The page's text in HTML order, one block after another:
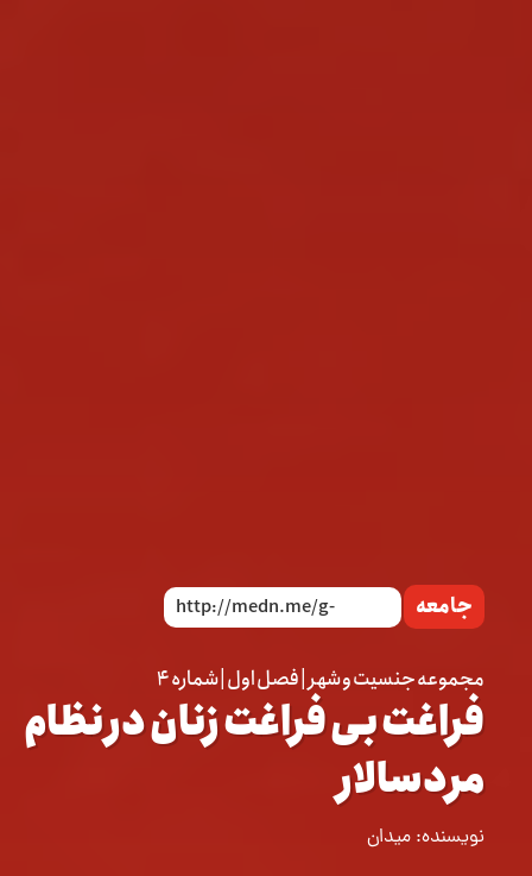
جامعه
مجموعه جنسیت و شهر | فصل اول | شماره ۴
فراغت بی فراغت زنان در نظام
مردسالار
نویسنده: میدان